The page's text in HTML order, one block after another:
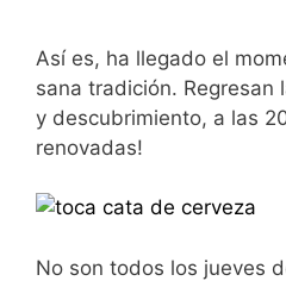
Así es, ha llegado el
sana tradición. Regresan
y descubrimiento, a las
renovadas!
No son todos los jueves